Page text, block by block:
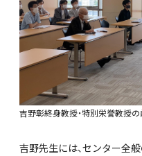
吉野彰終身教授・特別栄誉教授
吉野先生には、センター全